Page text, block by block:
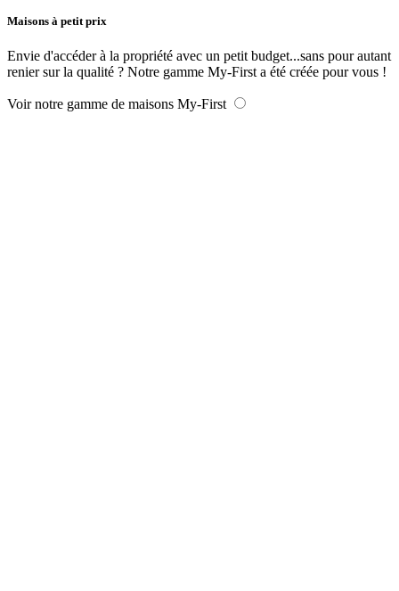
Maisons à petit prix
Envie d'accéder à la propriété avec un petit budget...sans pour autant
renier sur la qualité ? Notre gamme My-First a été créée pour vous !
Voir notre gamme de maisons My-First